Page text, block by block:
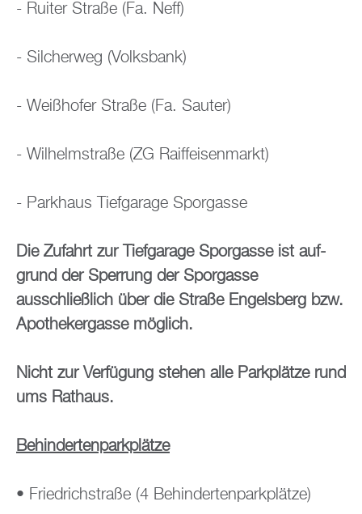
- Rui­ter Stra­ße (Fa. Neff)
- Sil­cher­weg (Volks­bank)
- Wei­ßho­fer Stra­ße (Fa. Sau­ter)
- Wil­helm­stra­ße (ZG Raiff­ei­sen­markt)
- Park­haus Tief­ga­ra­ge Spor­gas­se
Die Zu­fahrt zur Tief­ga­ra­ge Spor­gas­se ist auf­
grund der Sper­rung der Spor­gas­se
aus­schlie­ß­lich über die Stra­ße En­gels­berg bzw.
Apo­the­ker­gas­se mög­lich.
Nicht zur Ver­fü­gung ste­hen alle Park­plät­ze rund
ums Rat­haus.
Be­hin­der­ten­park­plät­ze
• Fried­rich­stra­ße (4 Be­hin­der­ten­park­plät­ze)